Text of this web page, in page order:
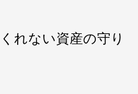
れない資産の守り